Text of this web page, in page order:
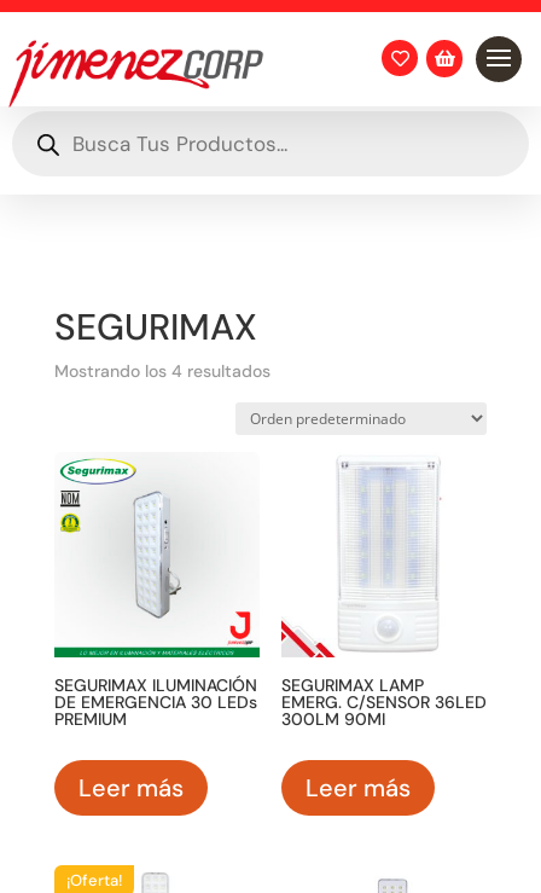
 
productos
SEGURIMAX
Mostrando los 4 resultados
SEGURIMAX ILUMINACIÓN
DE EMERGENCIA 30 LEDs
PREMIUM
Leer más
SEGURIMAX LAMP
EMERG. C/SENSOR 36LED
300LM 90MI
Leer más
¡Oferta!